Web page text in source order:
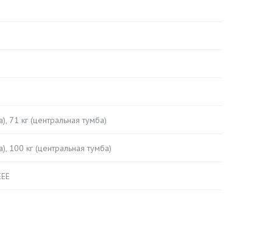
71 кг (центральная тумба)
100 кг (центральная тумба)